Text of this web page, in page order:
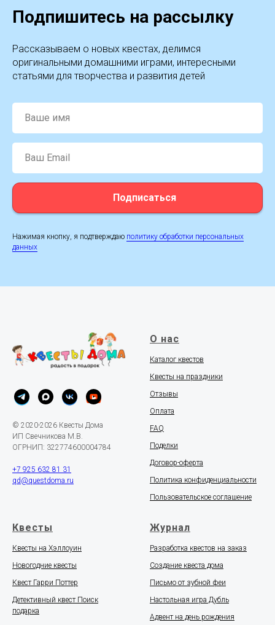
Подпишитесь на рассылку
Рассказываем о новых квестах, делимся
оригинальными домашними играми, интересными
статьями для творчества и развития детей
Ваше имя
Ваш Email
Подписаться
Нажимая кнопку, я подтверждаю политику обработки персональных
данных
© 2020-2026 Квесты Дома
ИП Свечникова М.В.
ОГРНИП: 322774600004784
+7 925 632 81 31
qd@questdoma.ru
О нас
Каталог квестов
Квесты на праздники
Отзывы
Оплата
FAQ
Поделки
Договор-оферта
Политика конфиденциальности
Пользовательское соглашение
Квесты
Квесты на Хэллоуин
Новогодние квесты
Квест Гарри Поттер
Детективный квест Поиск
подарка
Журнал
Разработка квестов на заказ
Создание квеста дома
Письмо от зубной феи
Настольная игра Дубль
Адвент на день рождения